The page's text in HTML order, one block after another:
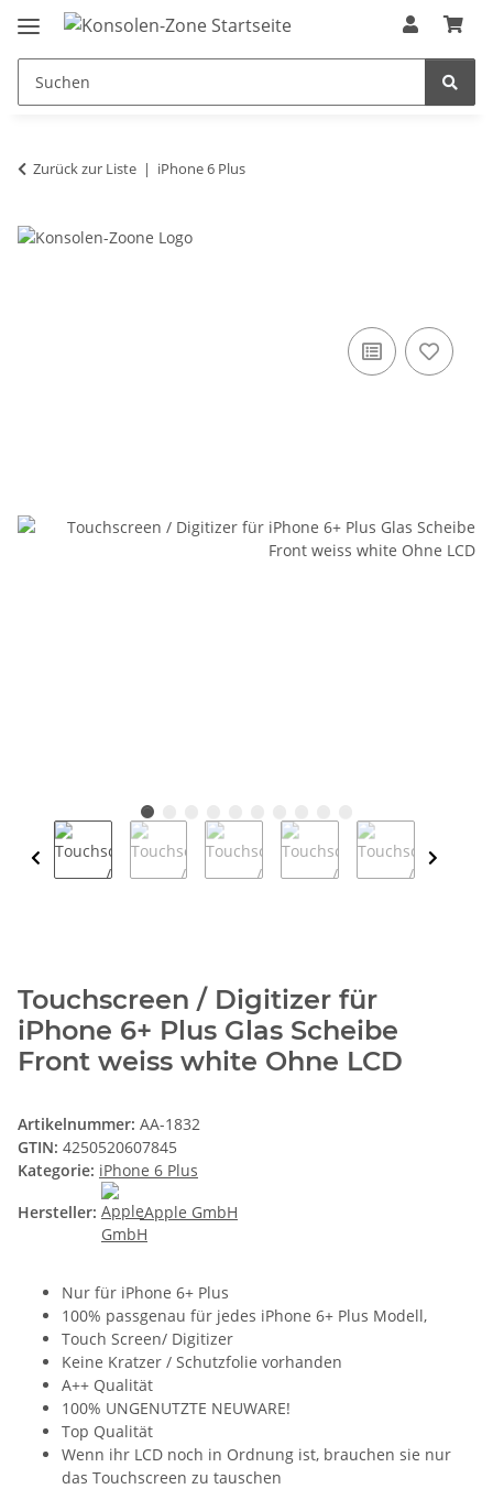
Zurück zur Liste iPhone 6 Plus
Touchscreen / Digitizer für
iPhone 6+ Plus Glas Scheibe
Front weiss white Ohne LCD
Artikelnummer: AA-1832
GTIN: 4250520607845
Kategorie: iPhone 6 Plus
Hersteller:
Apple GmbH
Nur für iPhone 6+ Plus
100% passgenau für jedes iPhone 6+ Plus Modell,
Touch Screen/ Digitizer
Keine Kratzer / Schutzfolie vorhanden
A++ Qualität
100% UNGENUTZTE NEUWARE!
Top Qualität
Wenn ihr LCD noch in Ordnung ist, brauchen sie nur
das Touchscreen zu tauschen